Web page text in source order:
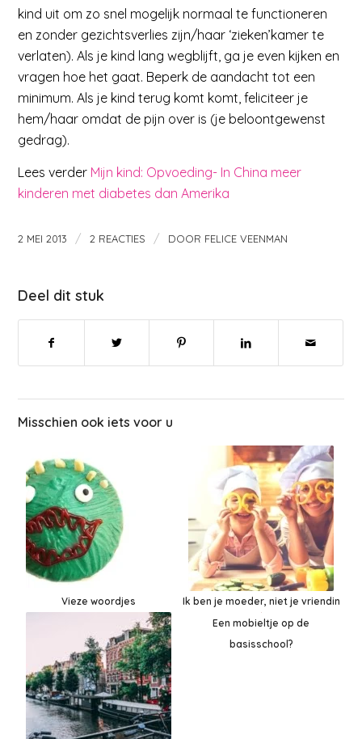
kind uit om zo snel mogelijk normaal te functioneren
en zonder gezichtsverlies zijn/haar ‘zieken’kamer te
verlaten). Als je kind lang wegblijft, ga je even kijken en
vragen hoe het gaat. Beperk de aandacht tot een
minimum. Als je kind terug komt komt, feliciteer je
hem/haar omdat de pijn over is (je beloontgewenst
gedrag).
Lees verder Mijn kind: Opvoeding- In China meer
kinderen met diabetes dan Amerika
2 MEI 2013 / 2 REACTIES / DOOR FELICE VEENMAN
Deel dit stuk
Misschien ook iets voor u
Vieze woordjes Ik ben je moeder, niet je vriendin
Een mobieltje op de
basisschool?